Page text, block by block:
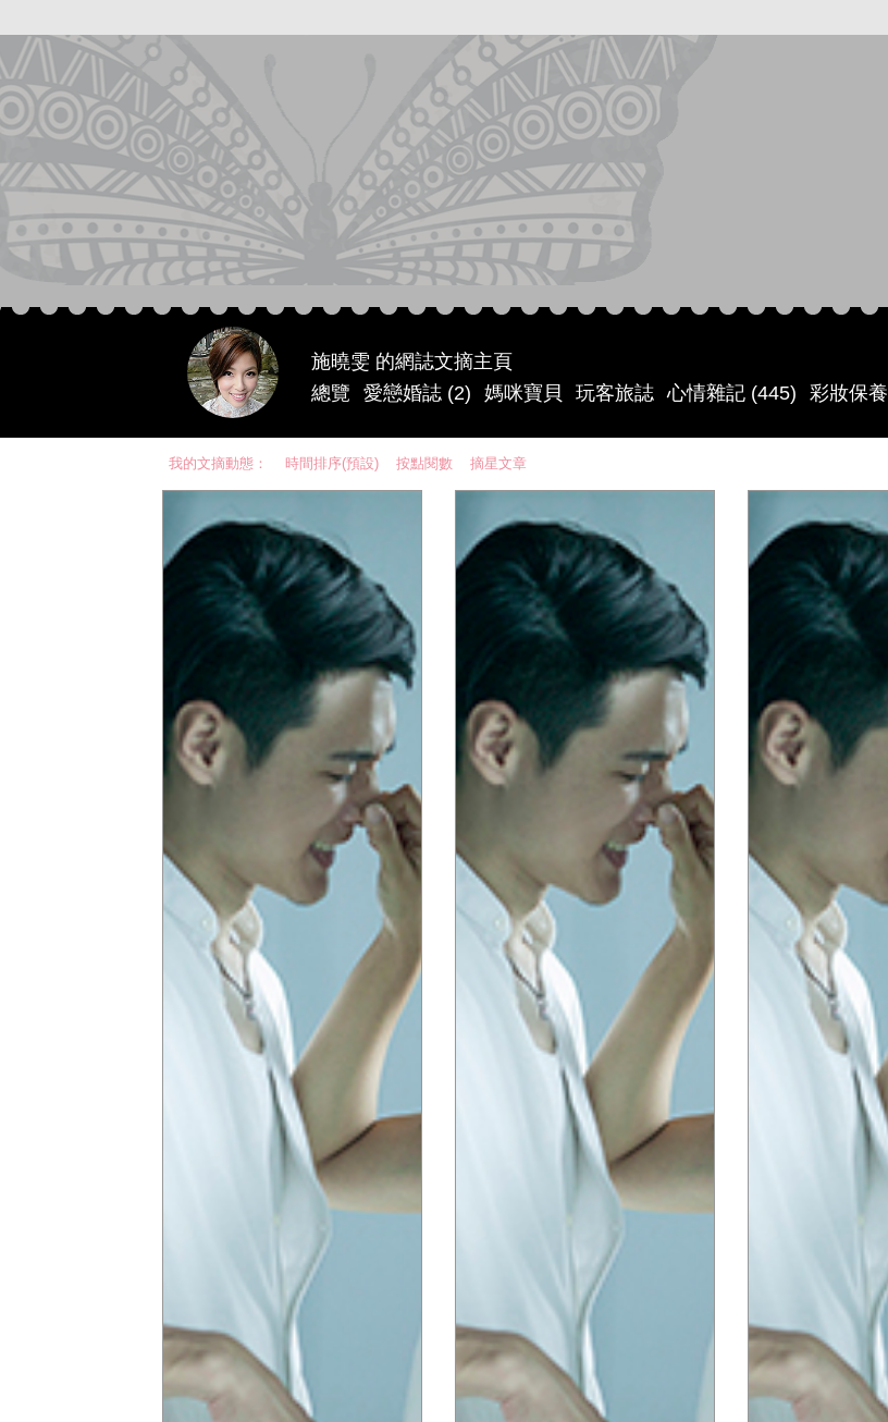
施曉雯 的網誌文摘主頁
總覽
愛戀婚誌 (2) 媽咪寶貝 玩客旅誌 心情雜記 (445) 彩妝保養
我的文摘動態： 時間排序(預設) 按點閱數 摘星文章